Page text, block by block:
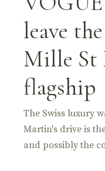
leave
Mille St
flagship
The Swiss luxury
Martin's drive is
and possibly the